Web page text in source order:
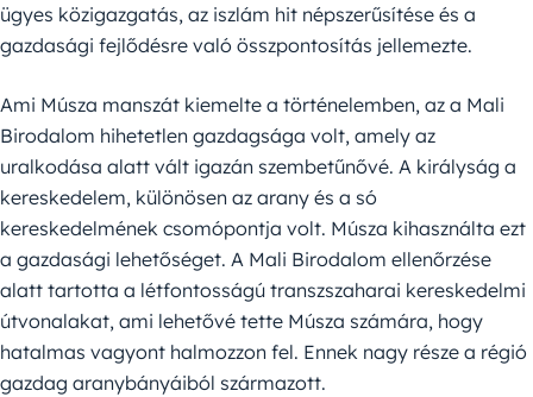
ügyes közigazgatás, az iszlám hit népszerűsítése és a
gazdasági fejlődésre való összpontosítás jellemezte.
Ami Músza manszát kiemelte a történelemben, az a Mali
Birodalom hihetetlen gazdagsága volt, amely az
uralkodása alatt vált igazán szembetűnővé. A királyság a
kereskedelem, különösen az arany és a só
kereskedelmének csomópontja volt. Músza kihasználta ezt
a gazdasági lehetőséget. A Mali Birodalom ellenőrzése
alatt tartotta a létfontosságú transzszaharai kereskedelmi
útvonalakat, ami lehetővé tette Músza számára, hogy
hatalmas vagyont halmozzon fel. Ennek nagy része a régió
gazdag aranybányáiból származott.